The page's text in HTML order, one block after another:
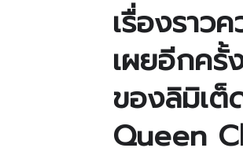
เรื่องราว
เผยอีกค
ของลิมิเต็
Queen